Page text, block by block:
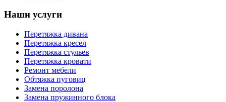
Наши услуги
Перетяжка дивана
Перетяжка кресел
Перетяжка стульев
Перетяжка кровати
Ремонт мебели
Обтяжка пуговиц
Замена поролона
Замена пружинного блока